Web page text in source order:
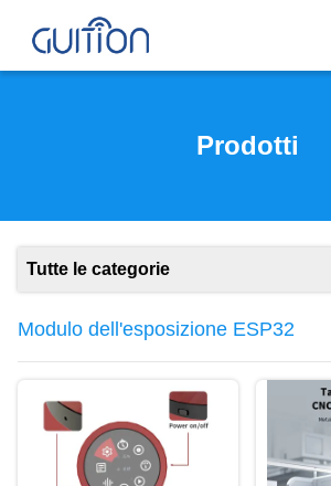
Prodotti
Tutte le categorie
Modulo dell'esposizione ESP32